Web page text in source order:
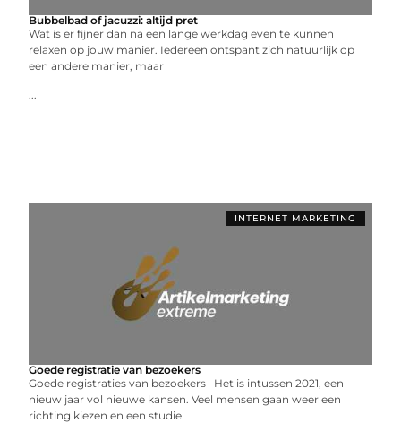
Bubbelbad of jacuzzi: altijd pret
Wat is er fijner dan na een lange werkdag even te kunnen
relaxen op jouw manier. Iedereen ontspant zich natuurlijk op
een andere manier, maar
...
INTERNET MARKETING
Goede registratie van bezoekers
Goede registraties van bezoekers Het is intussen 2021, een
nieuw jaar vol nieuwe kansen. Veel mensen gaan weer een
richting kiezen en een studie